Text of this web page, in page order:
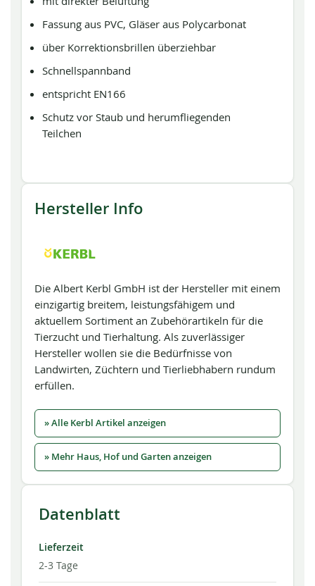
Fassung aus PVC, Gläser aus Polycarbonat
über Korrektionsbrillen überziehbar
Schnellspannband
entspricht EN166
Schutz vor Staub und herumfliegenden
Teilchen
Hersteller Info
Die Albert Kerbl GmbH ist der Hersteller mit einem
einzigartig breitem, leistungsfähigem und
aktuellem Sortiment an Zubehörartikeln für die
Tierzucht und Tierhaltung. Als zuverlässiger
Hersteller wollen sie die Bedürfnisse von
Landwirten, Züchtern und Tierliebhabern rundum
erfüllen.
» Alle Kerbl Artikel anzeigen
» Mehr Haus, Hof und Garten anzeigen
Datenblatt
Lieferzeit
2-3 Tage